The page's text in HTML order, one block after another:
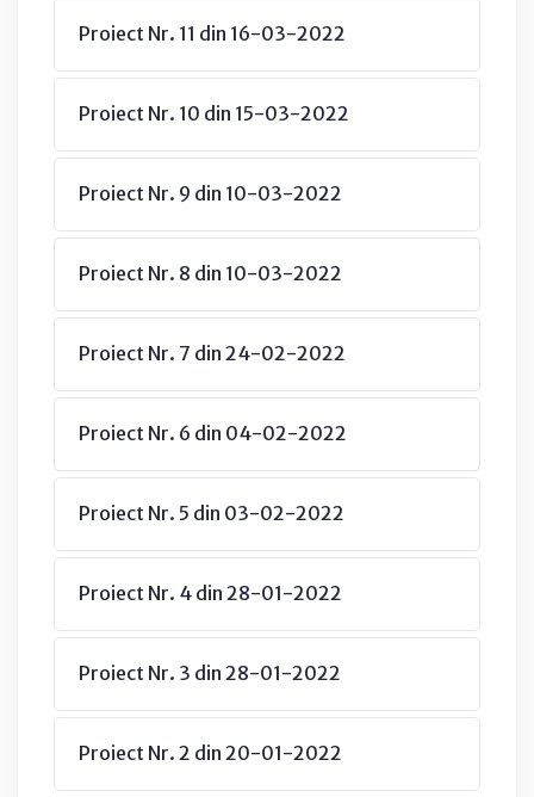
Proiect Nr. 11 din 16-03-2022
Proiect Nr. 10 din 15-03-2022
Proiect Nr. 9 din 10-03-2022
Proiect Nr. 8 din 10-03-2022
Proiect Nr. 7 din 24-02-2022
Proiect Nr. 6 din 04-02-2022
Proiect Nr. 5 din 03-02-2022
Proiect Nr. 4 din 28-01-2022
Proiect Nr. 3 din 28-01-2022
Proiect Nr. 2 din 20-01-2022